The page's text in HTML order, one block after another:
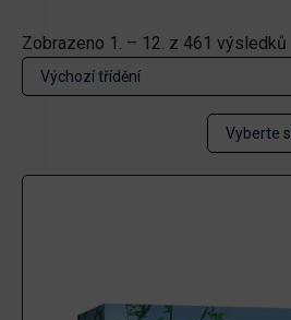
Zobrazeno 1. – 12. z 461 výsledků